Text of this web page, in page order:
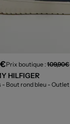
Prix boutique :109,90€
HILFIGER
- Bout rond bleu - Outlet